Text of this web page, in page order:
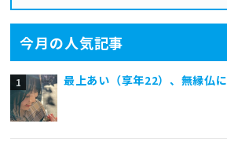
今月の人気記事
最上あい（享年22）、無縁仏に